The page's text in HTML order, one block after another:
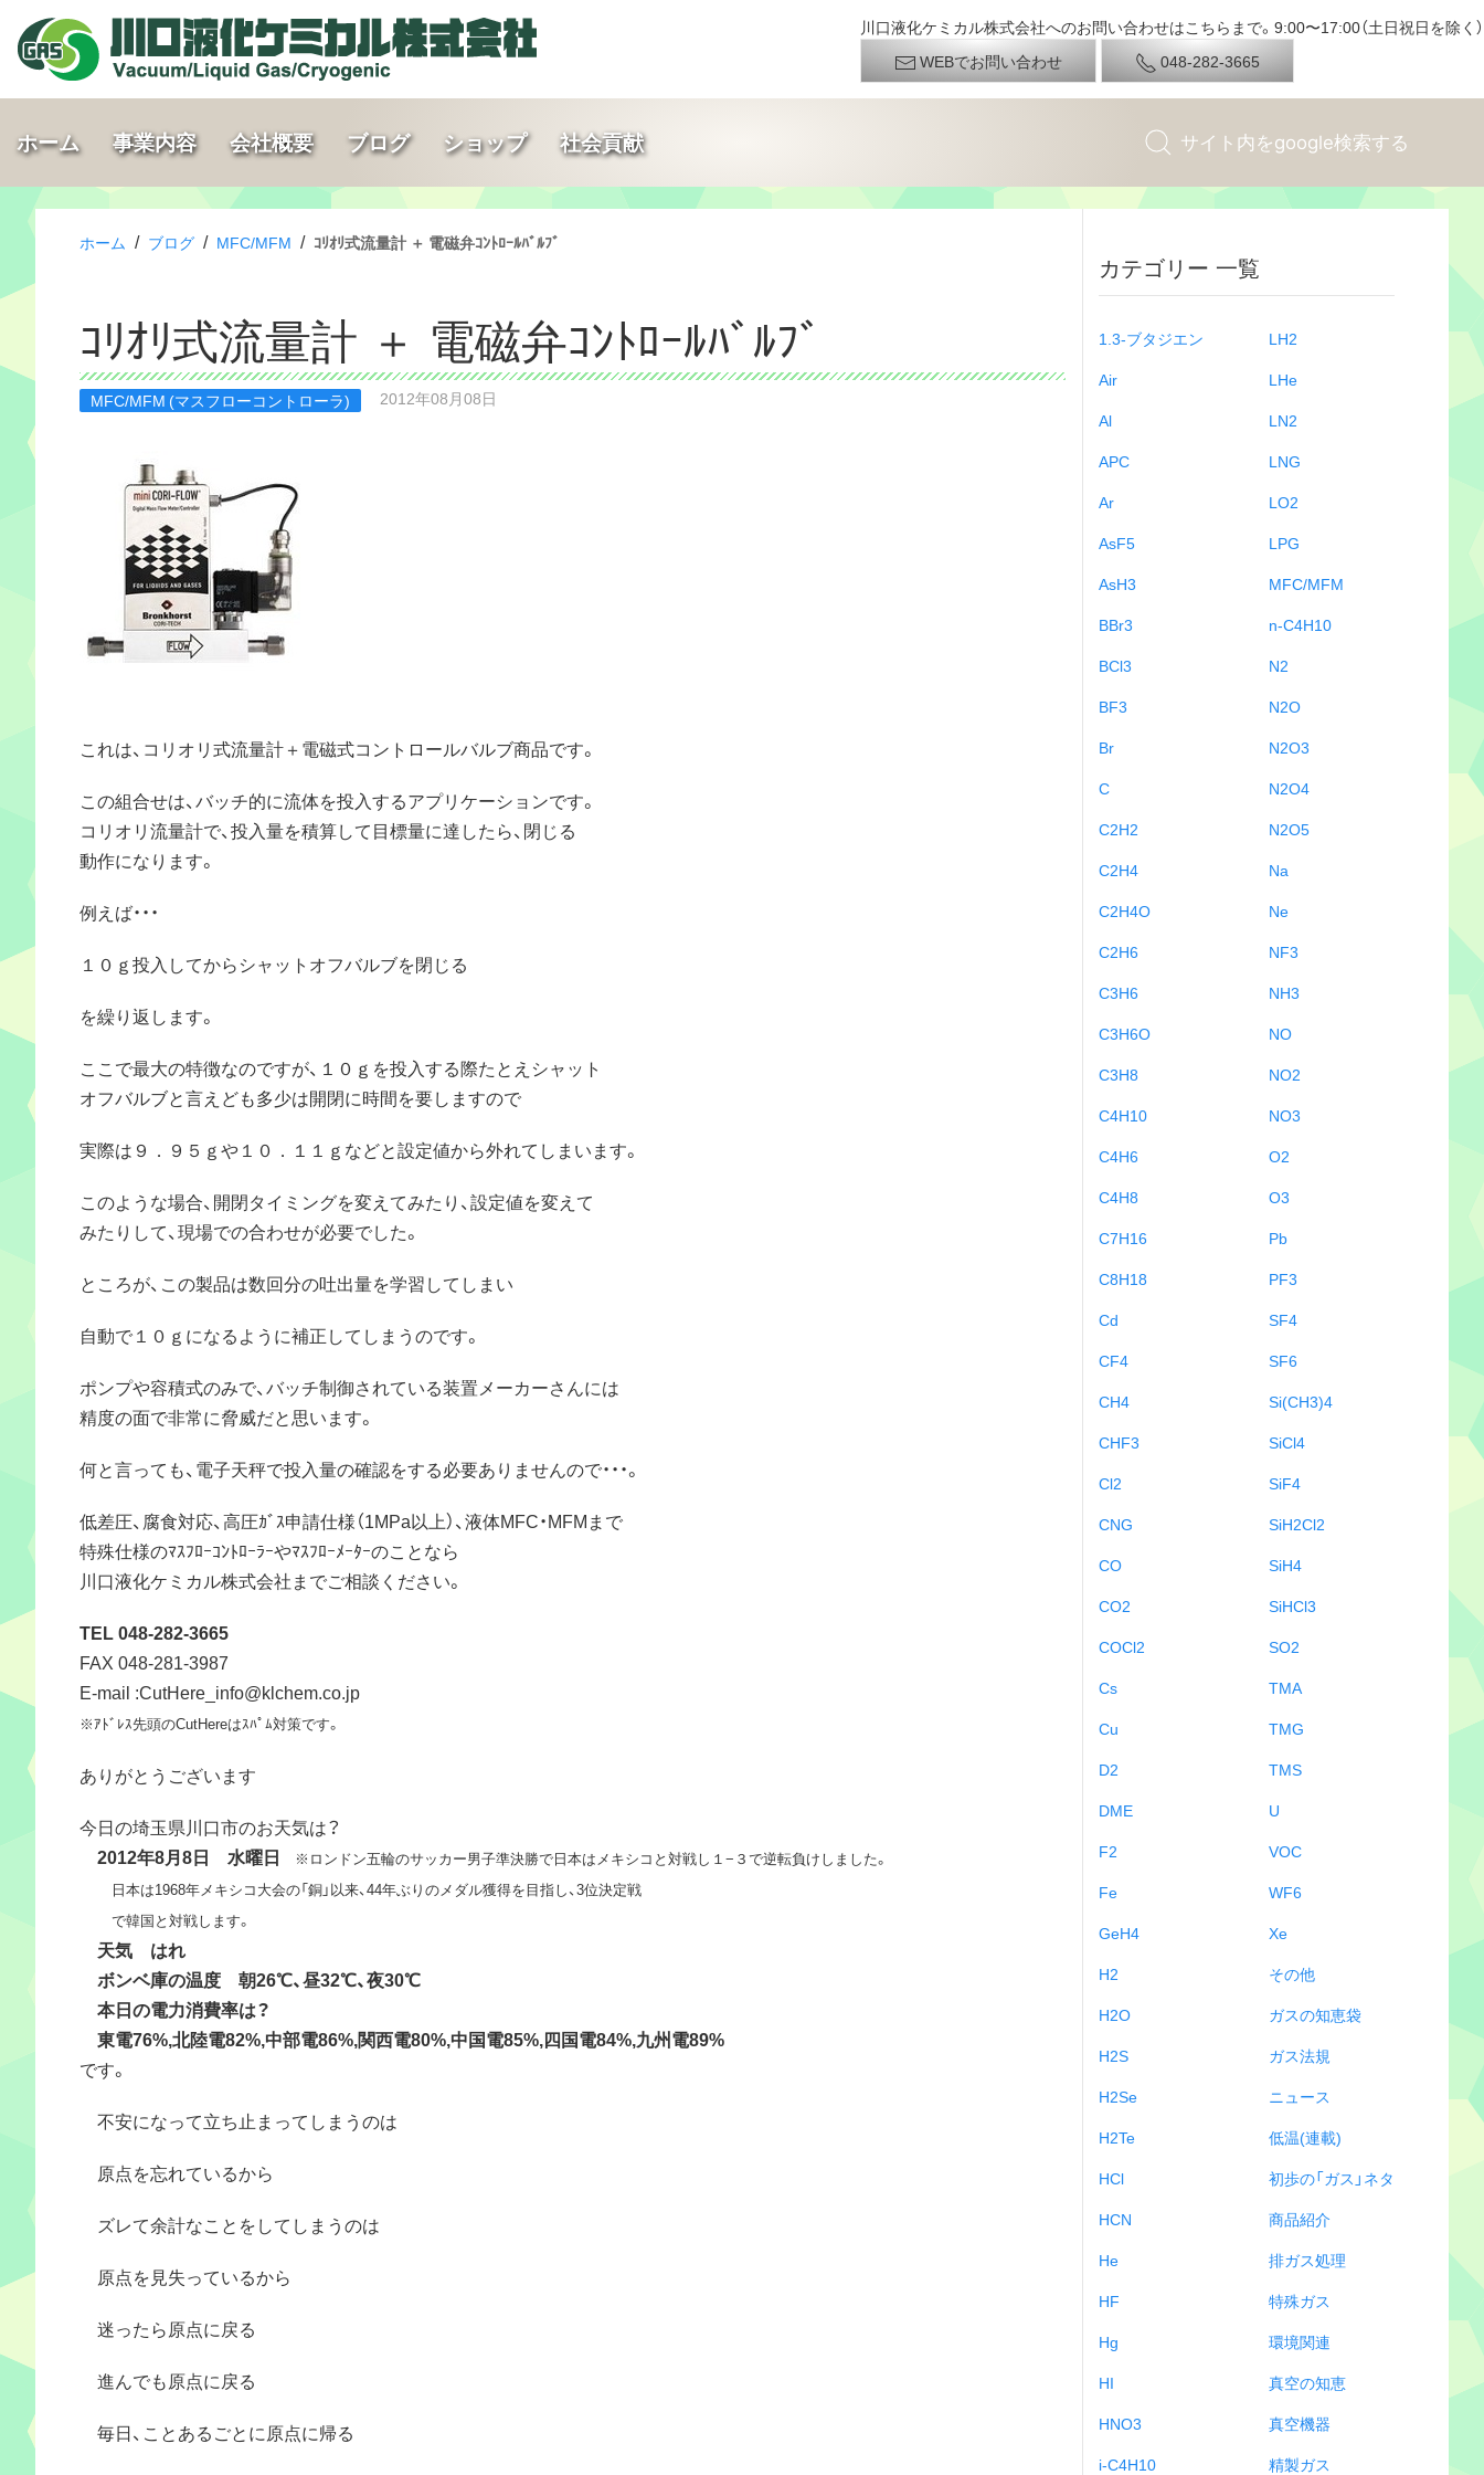
川口液化ケミカル株式会社へのお問い合わせはこちらまで。9:00〜17:00（土日祝日を除く）
WEBでお問い合わせ
048-282-3665
ホーム 事業内容 会社概要 ブログ ショップ 社会貢献
ホーム / ブログ / MFC/MFM / ｺﾘｵﾘ式流量計 ＋ 電磁弁ｺﾝﾄﾛｰﾙﾊﾞﾙﾌﾞ
ｺﾘｵﾘ式流量計 ＋ 電磁弁ｺﾝﾄﾛｰﾙﾊﾞﾙﾌﾞ
MFC/MFM (マスフローコントローラ) 2012年08月08日
これは、コリオリ式流量計＋電磁式コントロールバルブ商品です。
この組合せは、バッチ的に流体を投入するアプリケーションです。
コリオリ流量計で、投入量を積算して目標量に達したら、閉じる
動作になります。
例えば・・・
１０ｇ投入してからシャットオフバルブを閉じる
を繰り返します。
ここで最大の特徴なのですが、１０ｇを投入する際たとえシャット
オフバルブと言えども多少は開閉に時間を要しますので
実際は９．９５ｇや１０．１１ｇなどと設定値から外れてしまいます。
このような場合、開閉タイミングを変えてみたり、設定値を変えて
みたりして、現場での合わせが必要でした。
ところが、この製品は数回分の吐出量を学習してしまい
自動で１０ｇになるように補正してしまうのです。
ポンプや容積式のみで、バッチ制御されている装置メーカーさんには
精度の面で非常に脅威だと思います。
何と言っても、電子天秤で投入量の確認をする必要ありませんので・・・。
低差圧、腐食対応、高圧ｶﾞｽ申請仕様（1MPa以上）、液体MFC・MFMまで
特殊仕様のﾏｽﾌﾛｰｺﾝﾄﾛｰﾗｰやﾏｽﾌﾛｰﾒｰﾀｰのことなら
川口液化ケミカル株式会社までご相談ください。
TEL 048-282-3665
FAX 048-281-3987
E-mail :CutHere_info@klchem.co.jp
※ｱﾄﾞﾚｽ先頭のCutHereはｽﾊﾟﾑ対策です。
ありがとうございます
今日の埼玉県川口市のお天気は？
2012年8月8日 水曜日
※ロンドン五輪のサッカー男子準決勝で日本はメキシコと対戦し１−３で逆転負けしました。
日本は1968年メキシコ大会の「銅」以来、44年ぶりのメダル獲得を目指し、3位決定戦
で韓国と対戦します。
天気 はれ
ボンベ庫の温度 朝26℃、昼32℃、夜30℃
本日の電力消費率は？
東電76%,北陸電82%,中部電86%,関西電80%,中国電85%,四国電84%,九州電89%
です。
不安になって立ち止まってしまうのは
原点を忘れているから
ズレて余計なことをしてしまうのは
原点を見失っているから
迷ったら原点に戻る
進んでも原点に戻る
毎日、ことあるごとに原点に帰る
カテゴリー 一覧
1.3-ブタジエン
Air
Al
APC
Ar
AsF5
AsH3
BBr3
BCl3
BF3
Br
C
C2H2
C2H4
C2H4O
C2H6
C3H6
C3H6O
C3H8
C4H10
C4H6
C4H8
C7H16
C8H18
Cd
CF4
CH4
CHF3
Cl2
CNG
CO
CO2
COCl2
Cs
Cu
D2
DME
F2
Fe
GeH4
H2
H2O
H2S
H2Se
H2Te
HCl
HCN
He
HF
Hg
HI
HNO3
i-C4H10
LH2
LHe
LN2
LNG
LO2
LPG
MFC/MFM
n-C4H10
N2
N2O
N2O3
N2O4
N2O5
Na
Ne
NF3
NH3
NO
NO2
NO3
O2
O3
Pb
PF3
SF4
SF6
Si(CH3)4
SiCl4
SiF4
SiH2Cl2
SiH4
SiHCl3
SO2
TMA
TMG
TMS
U
VOC
WF6
Xe
その他
ガスの知恵袋
ガス法規
ニュース
低温(連載)
初歩の「ガス」ネタ
商品紹介
排ガス処理
特殊ガス
環境関連
真空の知恵
真空機器
精製ガス